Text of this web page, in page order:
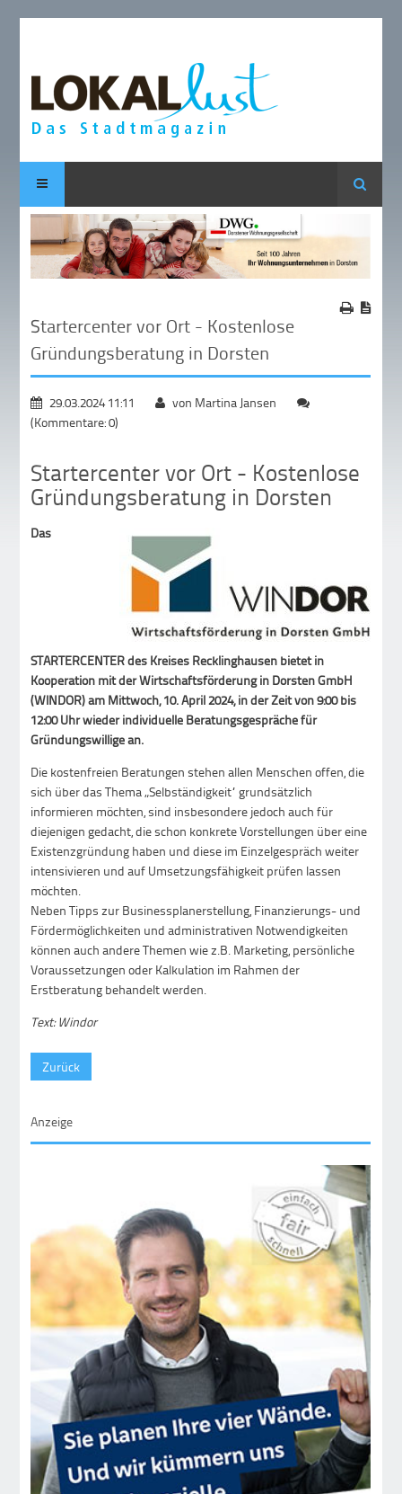
Suche
Startercenter vor Ort - Kostenlose
Gründungsberatung in Dorsten
29.03.2024 11:11
von Martina Jansen
(Kommentare: 0)
Startercenter vor Ort - Kostenlose
Gründungsberatung in Dorsten
Das
STARTERCENTER des Kreises Recklinghausen bietet in
Kooperation mit der Wirtschaftsförderung in Dorsten GmbH
(WINDOR) am Mittwoch, 10. April 2024, in der Zeit von 9:00 bis
12:00 Uhr wieder individuelle Beratungsgespräche für
Gründungswillige an.
Die kostenfreien Beratungen stehen allen Menschen offen, die
sich über das Thema „Selbständigkeit“ grundsätzlich
informieren möchten, sind insbesondere jedoch auch für
diejenigen gedacht, die schon konkrete Vorstellungen über eine
Existenzgründung haben und diese im Einzelgespräch weiter
intensivieren und auf Umsetzungsfähigkeit prüfen lassen
möchten.
Neben Tipps zur Businessplanerstellung, Finanzierungs- und
Fördermöglichkeiten und administrativen Notwendigkeiten
können auch andere Themen wie z.B. Marketing, persönliche
Voraussetzungen oder Kalkulation im Rahmen der
Erstberatung behandelt werden.
Text: Windor
Zurück
Anzeige